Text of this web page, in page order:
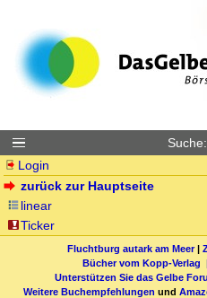
Suche:
Login
zurück zur Hauptseite
linear
Ticker
Fluchtburg autark am Meer|
Bücher vom Kopp-Verlag
Unterstützen Sie das Gelbe
Weitere Buchempfehlungen und